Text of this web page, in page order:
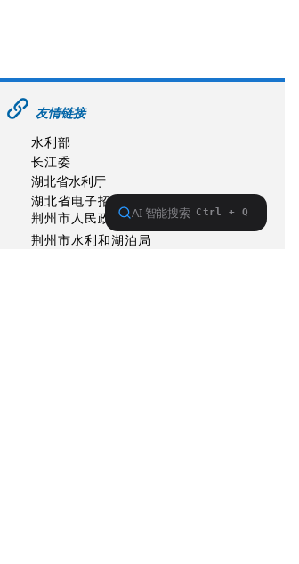
友情链接
水利部
长江委
湖北省水利厅
湖北省电子招投标交易平台
荆州市人民政府
荆州市水利和湖泊局